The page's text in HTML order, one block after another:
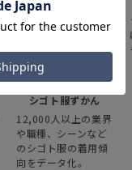
みんなの
シゴト服ずかん
12,000人以上の業界
や職種、シーンなど
のシゴト服の着用傾
向をデータ化。